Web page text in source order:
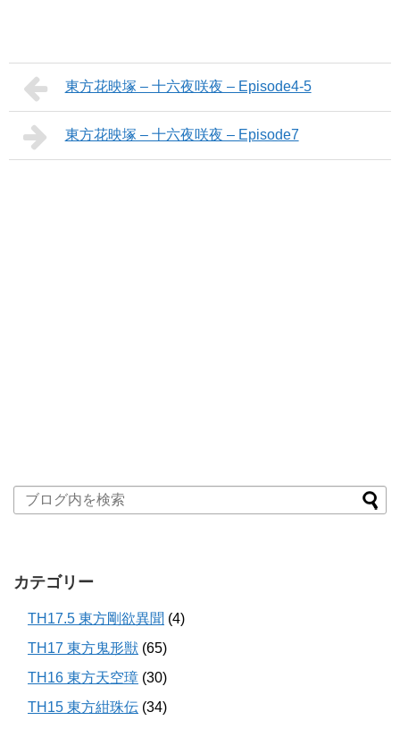
東方花映塚 – 十六夜咲夜 – Episode4-5
東方花映塚 – 十六夜咲夜 – Episode7
カテゴリー
TH17.5 東方剛欲異聞 (4)
TH17 東方鬼形獣 (65)
TH16 東方天空璋 (30)
TH15 東方紺珠伝 (34)